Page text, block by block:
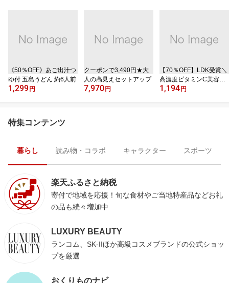
《50％OFF》あご出汁つ
ゆ付 五島うどん 約6人前
1,299 円
クーポンで3,490円★大
人の高見えセットアップ
7,970 円
【70％OFF】LDK受賞＼
高濃度ビタミンC美容液
／
1,194 円
特集コンテンツ
暮らし 読み物・コラボ キャラクター スポーツ
楽天ふるさと納税
寄付で地域を応援！旬な食材やご当地特産品などお礼
の品も続々増加中
LUXURY BEAUTY
ランコム、SK-IIほか高級コスメブランドの公式ショッ
プを厳選
おくりものナビ